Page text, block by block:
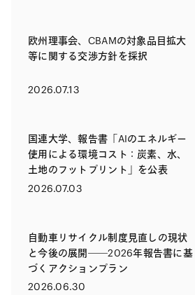
欧州理事会、CBAMの対象品目拡大
等に関する交渉方針を採択
2026.07.13
国連大学、報告書「AIのエネルギー
使用による環境コスト：炭素、水、
土地のフットプリント」を公表
2026.07.03
自動車リサイクル制度見直しの現状
と今後の展開――2026年報告書に基
づくアクションプラン
2026.06.30